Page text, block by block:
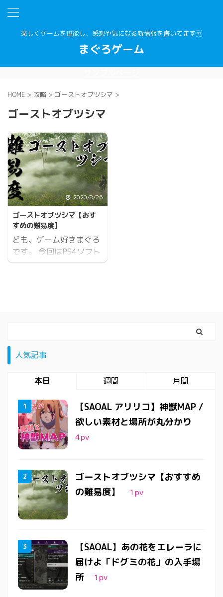
楽しくゲームを堪能し、感想や気になる新情報を書いてます
まぐろゲーム
HOME > 攻略 > ゴーストオブツシマ >
ゴーストオブツシマ
2020/8/26
ゴーストオブツシマ【おす
すめの難易度】
ども、ゲーム好きまぐろ
です。 今回はPS4ソフト
「ゴーストオブツシマ」
を味わえていない気
の感知範囲が元から優し
うど良い難易度になって
いると思います。 難易
度による経験値やドロッ
プ品の変化はありませ
いつでも変更ができる
為、 ...
人気記事
本日 週間 月間
【SAOAL アリリコ】神獣MAP /
欲しい素材と場所が丸分かり
4pv
ゴーストオブツシマ【おすすめ
の難易度】
1 pv
【SAOAL】あの花をエレーラに
届けよ「ドグミの花」の入手場
所
1 pv